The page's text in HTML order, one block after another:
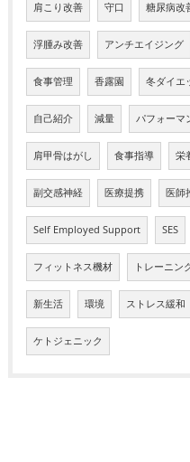
肩こり改善 守口 糖尿病改
浮腫み改善 アンチエイジング
食事管理 香露園 冬ダイエ
自己紹介 減量 パフォーマ
肩甲骨はがし 食事指導 栄
副交感神経 医療提携 医師
Self Employed Support SES
フィットネス機材 トレーニン
新生活 環境 ストレス緩和
ケトジェニック